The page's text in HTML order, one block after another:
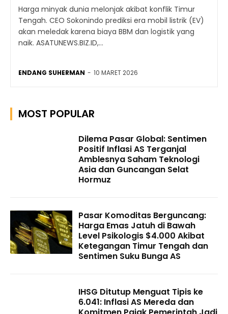
Harga minyak dunia melonjak akibat konflik Timur
Tengah. CEO Sokonindo prediksi era mobil listrik (EV)
akan meledak karena biaya BBM dan logistik yang
naik. ASATUNEWS.BIZ.ID,...
ENDANG SUHERMAN - 10 MARET 2026
MOST POPULAR
Dilema Pasar Global: Sentimen
Positif Inflasi AS Terganjal
Amblesnya Saham Teknologi
Asia dan Guncangan Selat
Hormuz
Pasar Komoditas Berguncang:
Harga Emas Jatuh di Bawah
Level Psikologis $4.000 Akibat
Ketegangan Timur Tengah dan
Sentimen Suku Bunga AS
IHSG Ditutup Menguat Tipis ke
6.041: Inflasi AS Mereda dan